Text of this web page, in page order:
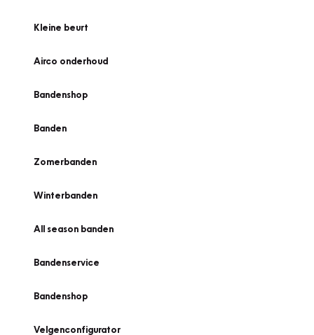
Kleine beurt
Airco onderhoud
Bandenshop
Banden
Zomerbanden
Winterbanden
All season banden
Bandenservice
Bandenshop
Velgenconfigurator